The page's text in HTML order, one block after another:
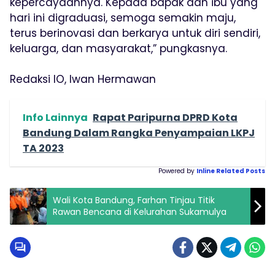
hari ini digraduasi, semoga semakin maju,
terus berinovasi dan berkarya untuk diri sendiri,
keluarga, dan masyarakat,” pungkasnya.
Redaksi IO, Iwan Hermawan
Info Lainnya Rapat Paripurna DPRD Kota
Bandung Dalam Rangka Penyampaian LKPJ
TA 2023
Powered by Inline Related Posts
Wali Kota Bandung, Farhan Tinjau Titik
Rawan Bencana di Kelurahan Sukamulya